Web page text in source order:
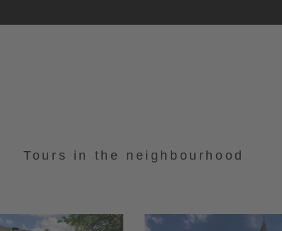
Tours in the neighbourhood